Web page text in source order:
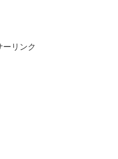
ーリンク